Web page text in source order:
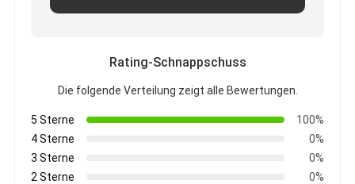
Rating-Schnappschuss
Die folgende Verteilung zeigt alle Bewertungen.
5 Sterne
100%
4 Sterne
0%
3 Sterne
0%
2 Sterne
0%